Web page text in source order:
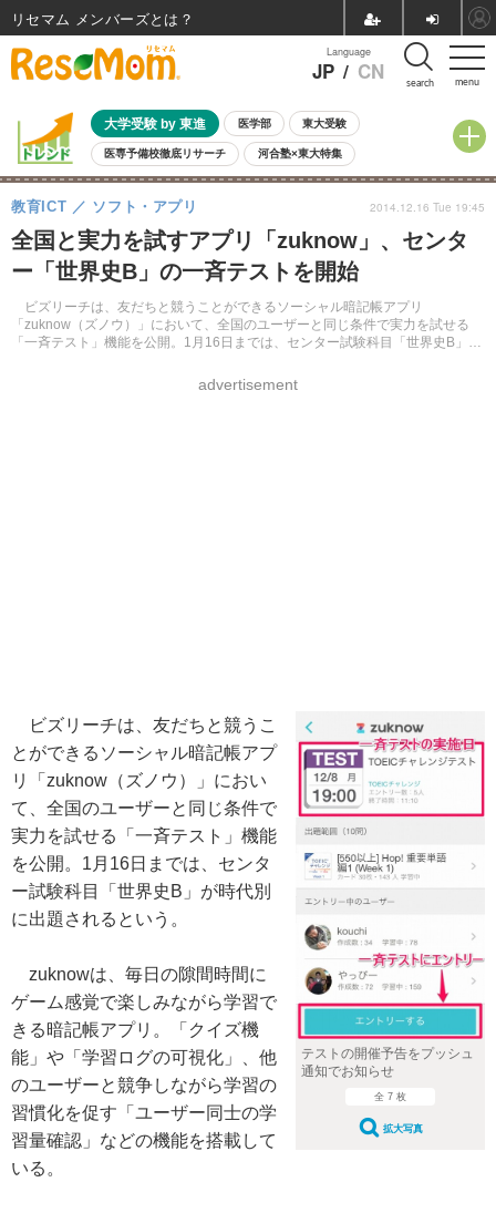
menu
Language
JP / CN search
大学受験 by 東進 医学部 東大受験
医専予備校徹底リサーチ 河合塾×東大特集
親子で考える大学選び 高校受験 中学受験 小学校受験
共通テスト 夏休み 8月開催学校説明会・相談会
8月開催イベント・WS 全国公立高校 過去問 人気記事
自由研究教材（小学生向け） 自由研究教材（中学生向け）
全国と実力を試すアプリ「zuknow」、センタ
ー「世界史B」の一斉テストを開始
ビズリーチは、友だちと競うことができるソーシャル暗記帳アプリ
「zuknow（ズノウ）」において、全国のユーザーと同じ条件で実力を試せる
「一斉テスト」機能を公開。1月16日までは、センター試験科目「世界史B」が
教育ICT ソフト・アプリ
advertisement
2014.12.16 Tue 19:45
テストの開催予告をプッシュ
通知でお知らせ
全 7 枚
拡大写真
ビズリーチは、友だちと競うこ
とができるソーシャル暗記帳アプ
リ「zuknow（ズノウ）」におい
て、全国のユーザーと同じ条件で
実力を試せる「一斉テスト」機能
を公開。1月16日までは、センタ
ー試験科目「世界史B」が時代別
に出題されるという。
zuknowは、毎日の隙間時間に
ゲーム感覚で楽しみながら学習で
きる暗記帳アプリ。「クイズ機
能」や「学習ログの可視化」、他
のユーザーと競争しながら学習の
習慣化を促す「ユーザー同士の学
習量確認」などの機能を搭載して
いる。
リセマム メンバーズ